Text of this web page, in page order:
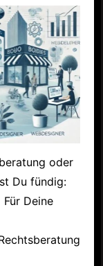
oder
Du fündig:
Für Deine